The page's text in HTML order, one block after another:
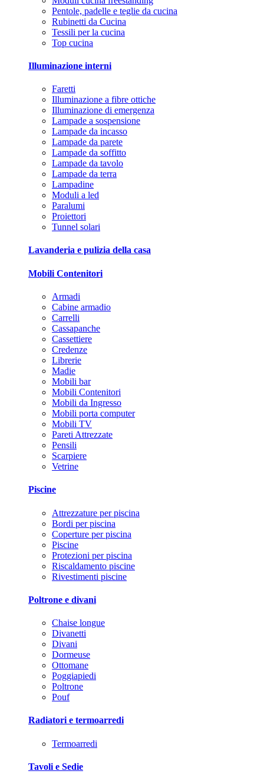
Pentole, padelle e teglie da cucina
Rubinetti da Cucina
Tessili per la cucina
Top cucina
Illuminazione interni
Faretti
Illuminazione a fibre ottiche
Illuminazione di emergenza
Lampade a sospensione
Lampade da incasso
Lampade da parete
Lampade da soffitto
Lampade da tavolo
Lampade da terra
Lampadine
Moduli a led
Paralumi
Proiettori
Tunnel solari
Lavanderia e pulizia della casa
Mobili Contenitori
Armadi
Cabine armadio
Carrelli
Cassapanche
Cassettiere
Credenze
Librerie
Madie
Mobili bar
Mobili Contenitori
Mobili da Ingresso
Mobili porta computer
Mobili TV
Pareti Attrezzate
Pensili
Scarpiere
Vetrine
Piscine
Attrezzature per piscina
Bordi per piscina
Coperture per piscina
Piscine
Protezioni per piscina
Riscaldamento piscine
Rivestimenti piscine
Poltrone e divani
Chaise longue
Divanetti
Divani
Dormeuse
Ottomane
Poggiapiedi
Poltrone
Pouf
Radiatori e termoarredi
Termoarredi
Tavoli e Sedie